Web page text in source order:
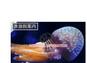
水族館案内